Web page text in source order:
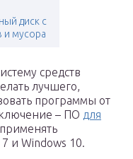
диск c
и мусора
средств
лучшего,
программы от
– ПО для
и Windows 10.